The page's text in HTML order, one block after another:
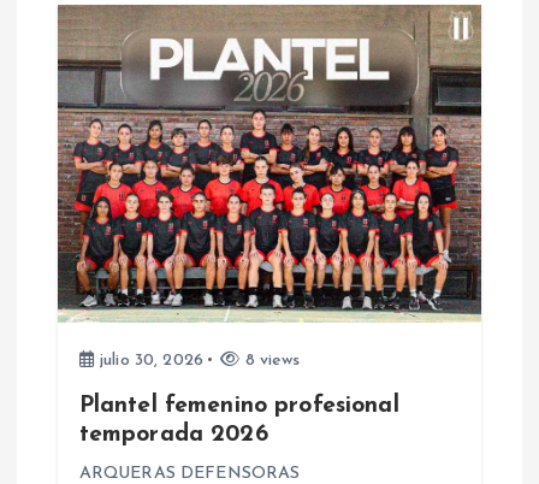
d
a
s
julio 30, 2026 8 views
Plantel femenino profesional
temporada 2026
ARQUERAS DEFENSORAS